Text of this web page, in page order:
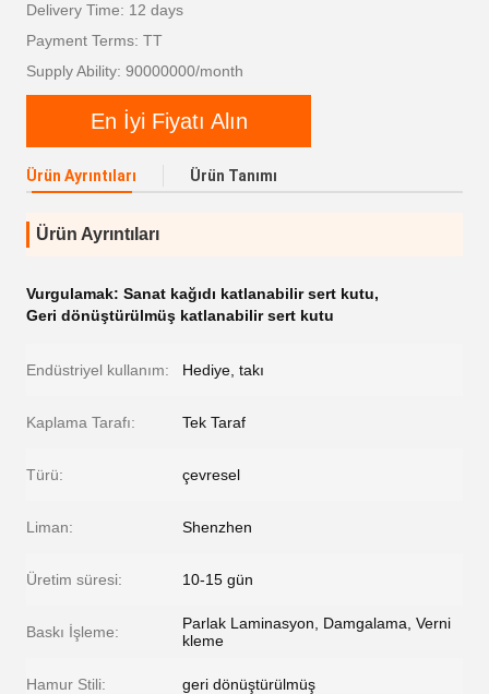
Delivery Time: 12 days
Payment Terms: TT
Supply Ability: 90000000/month
En İyi Fiyatı Alın
Ürün Ayrıntıları Ürün Tanımı
Ürün Ayrıntıları
Vurgulamak: Sanat kağıdı katlanabilir sert kutu,
Geri dönüştürülmüş katlanabilir sert kutu
Endüstriyel kullanım: Hediye, takı
Kaplama Tarafı: Tek Taraf
Türü: çevresel
Liman: Shenzhen
Üretim süresi: 10-15 gün
Baskı İşleme:
Parlak Laminasyon, Damgalama, Verni
kleme
Hamur Stili: geri dönüştürülmüş